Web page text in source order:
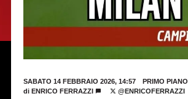
SABATO 14 FEBBRAIO 2026, 14:57
PRIMO PIANO
di ENRICO FERRAZZI @ENRICOFERRAZZI